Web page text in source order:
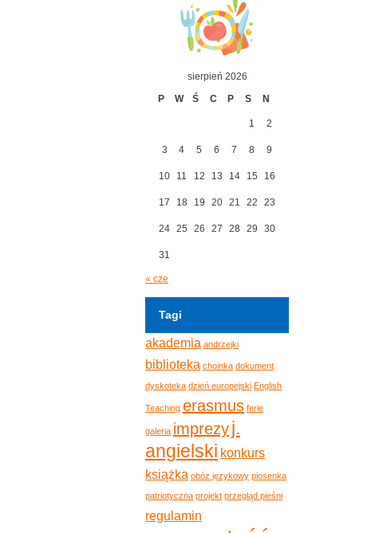
sierpień 2026
P
W Ś C P S N
1 2
3 4 5 6 7 8 9
10 11 12 13 14 15 16
17 18 19 20 21 22 23
24 25 26 27 28 29 30
31
« cze
Tagi
akademia andrzejki
biblioteka choinka dokument
dyskoteka dzień europejski English
Teaching erasmus ferie
galeria imprezyj.
angielski konkurs
książka obóz językowy piosenka
patriotyczna projekt przegląd pieśni
regulamin